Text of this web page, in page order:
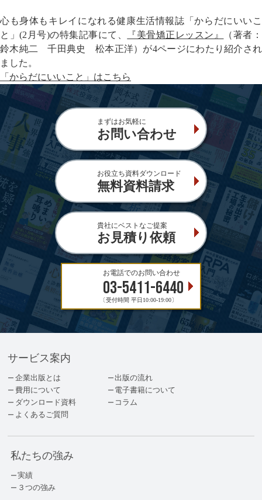
心も身体もキレイになれる健康生活情報誌「からだにいいこ
と」(2月号)の特集記事にて、
『美骨矯正レッスン』
（著者：
鈴木純二 千田典史 松本正洋）が4ページにわたり紹介され
ました。
「からだにいいこと」はこちら
まずはお気軽に
お問い合わせ
お役立ち資料ダウンロード
無料資料請求
貴社にベストなご提案
お見積り依頼
お電話でのお問い合わせ
03-5411-6440
〔受付時間 平日10:00-19:00〕
サービス案内
企業出版とは
出版の流れ
費用について
電子書籍について
ダウンロード資料
コラム
よくあるご質問
私たちの強み
実績
３つの強み